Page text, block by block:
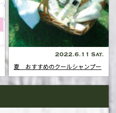
2022.6.11 Sat.
夏 おすすめのクールシャンプー